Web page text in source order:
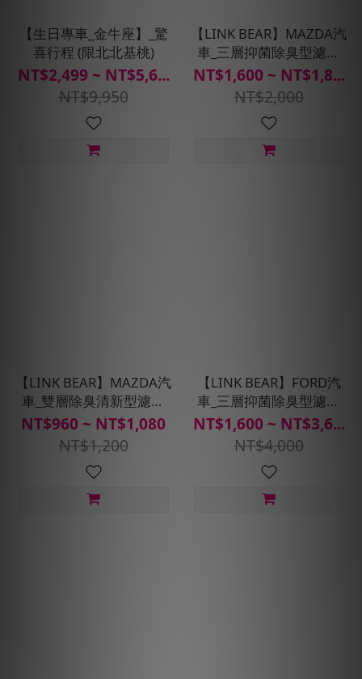
【生日專車_金牛座】_驚
喜行程 (限北北基桃)
NT$2,499 ~ NT$5,6...
NT$9,950
【LINK BEAR】MAZDA汽
車_三層抑菌除臭型濾網
(送安裝服務)
NT$1,600 ~ NT$1,8...
NT$2,000
【LINK BEAR】MAZDA汽
車_雙層除臭清新型濾網
(送安裝服務)
NT$960 ~ NT$1,080
NT$1,200
【LINK BEAR】FORD汽
車_三層抑菌除臭型濾網
(送安裝服務)
NT$1,600 ~ NT$3,6...
NT$4,000